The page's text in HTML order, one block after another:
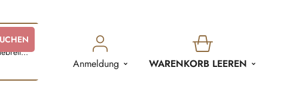
Anmeldung
WARENKORB
WARENKORB LEEREN